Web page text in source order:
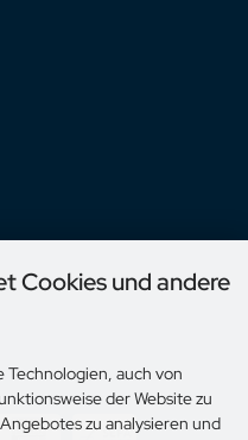
Cookies und andere
Technologien, auch von
der Website zu
zu analysieren und